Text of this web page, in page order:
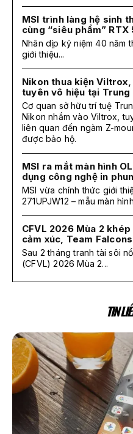
MSI trình làng hệ sinh
cùng “siêu phẩm”
Nhân dịp kỷ niệm 40 năm
giới thiệu...
Nikon thua kiện
tuyên vô hiệu tại Trung
Cơ quan sở hữu trí tuệ
Nikon nhắm vào Viltrox,
liên quan đến ngàm Z-
được bảo hộ.
MSI ra mắt màn hình
dụng công nghệ in
MSI vừa chính thức giới
271UPJW12 – mẫu màn
CFVL 2026 Mùa 2
cảm xúc, Team
Sau 2 tháng tranh tài sôi
(CFVL) 2026 Mùa 2...
TIN